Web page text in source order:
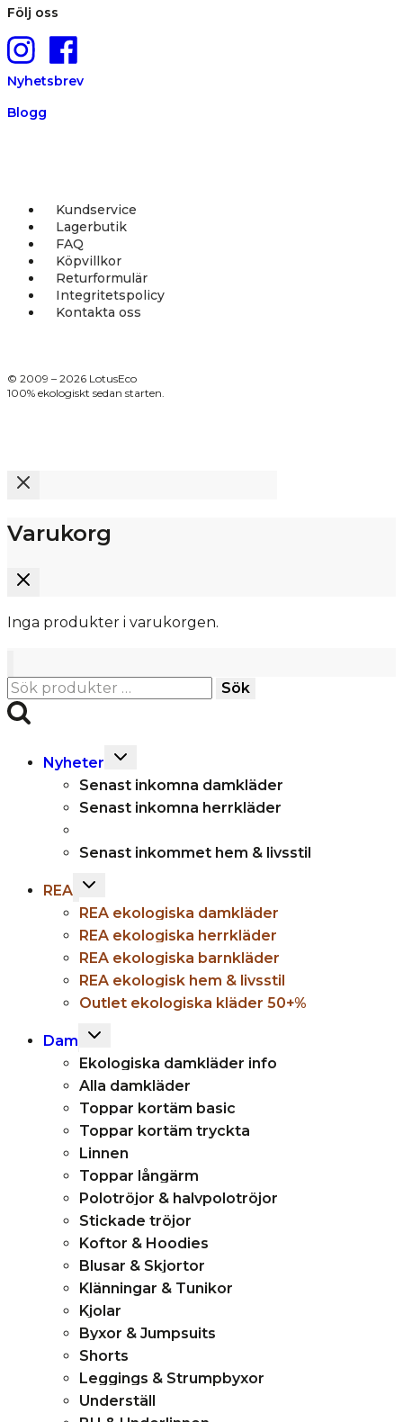
Följ oss
Nyhetsbrev
Blogg
Kundservice
Lagerbutik
FAQ
Köpvillkor
Returformulär
Integritetspolicy
Kontakta oss
© 2009 – 2026 LotusEco
100% ekologiskt sedan starten.
Varukorg
Inga produkter i varukorgen.
Sök
efter:
Sök
Nyheter
Toggle
child
menu
Senast inkomna damkläder
Senast inkomna herrkläder
Senast inkommet hem & livsstil
REA Toggle
menu
REA ekologiska damkläder
REA ekologiska herrkläder
REA ekologiska barnkläder
REA ekologisk hem & livsstil
Outlet ekologiska kläder 50+%
Dam
Toggle
menu
Ekologiska damkläder info
Alla damkläder
Toppar kortäm basic
Toppar kortäm tryckta
Linnen
Toppar långärm
Polotröjor & halvpolotröjor
Stickade tröjor
Koftor & Hoodies
Blusar & Skjortor
Klänningar & Tunikor
Kjolar
Byxor & Jumpsuits
Shorts
Leggings & Strumpbyxor
Underställ